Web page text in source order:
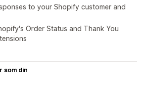
to your Shopify customer and
Order Status and Thank You
som din